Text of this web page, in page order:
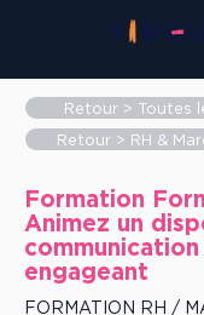
Retour > Toutes
Retour > RH &
Formation
Animez un
engageant
FORMATION RH /